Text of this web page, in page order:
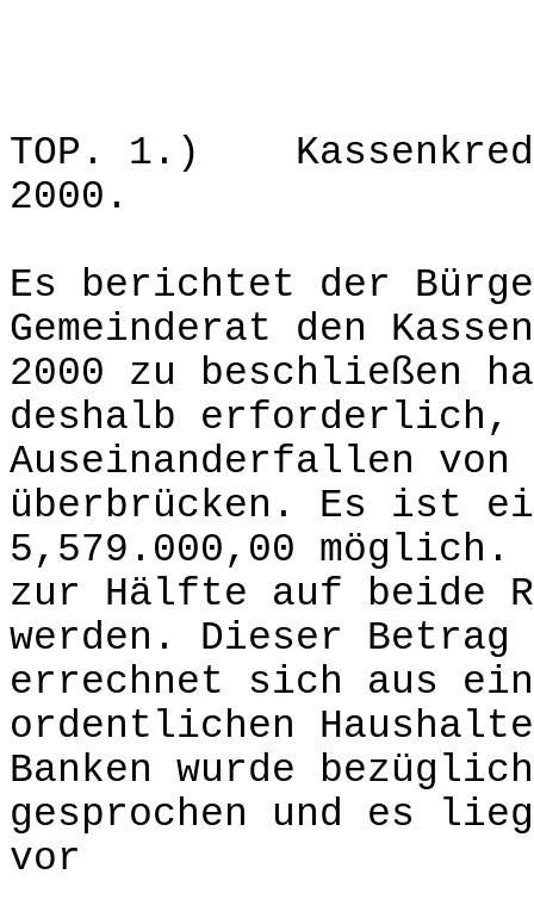
TOP. 1.)
2000.
Es berichtet der
Gemeinderat den
2000 zu beschließen
deshalb erforderlich,
Auseinanderfallen von
überbrücken. Es ist
5,579.000,00
zur Hälfte auf beide
werden. Dieser Betrag
errechnet sich aus
ordentlichen
Banken wurde
gesprochen und es
vor